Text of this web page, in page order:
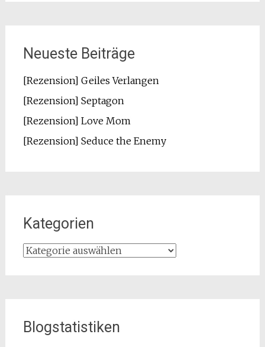
Neueste Beiträge
[Rezension] Geiles Verlangen
[Rezension] Septagon
[Rezension] Love Mom
[Rezension] Seduce the Enemy
Kategorien
Kategorien
Blogstatistiken